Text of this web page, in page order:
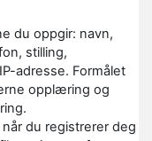
du oppgir: navn,
stilling,
adresse. Formålet
opplæring og
du registrerer deg